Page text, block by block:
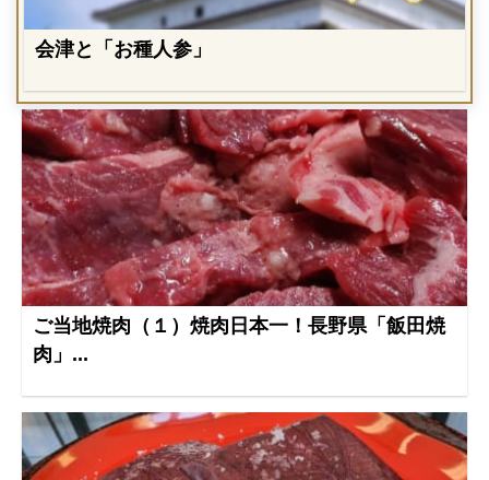
会津と「お種人参」
ご当地焼肉（１）焼肉日本一！長野県「飯田焼
肉」...